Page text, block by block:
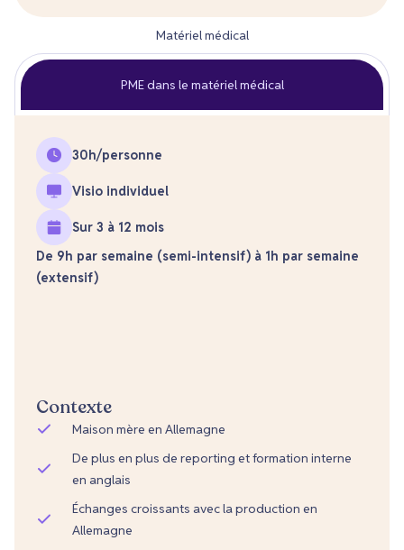
Matériel médical
PME dans le matériel médical
30h/personne
Visio individuel
Sur 3 à 12 mois
De 9h par semaine (semi-intensif) à 1h par semaine
(extensif)
Contexte
Maison mère en Allemagne
De plus en plus de reporting et formation interne
en anglais
Échanges croissants avec la production en
Allemagne